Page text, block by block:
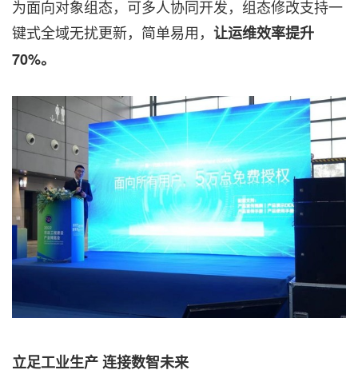
为面向对象组态，可多人协同开发，组态修改支持一
键式全域无扰更新，简单易用， 让运维效率提升
70%。
立足工业生产 连接数智未来